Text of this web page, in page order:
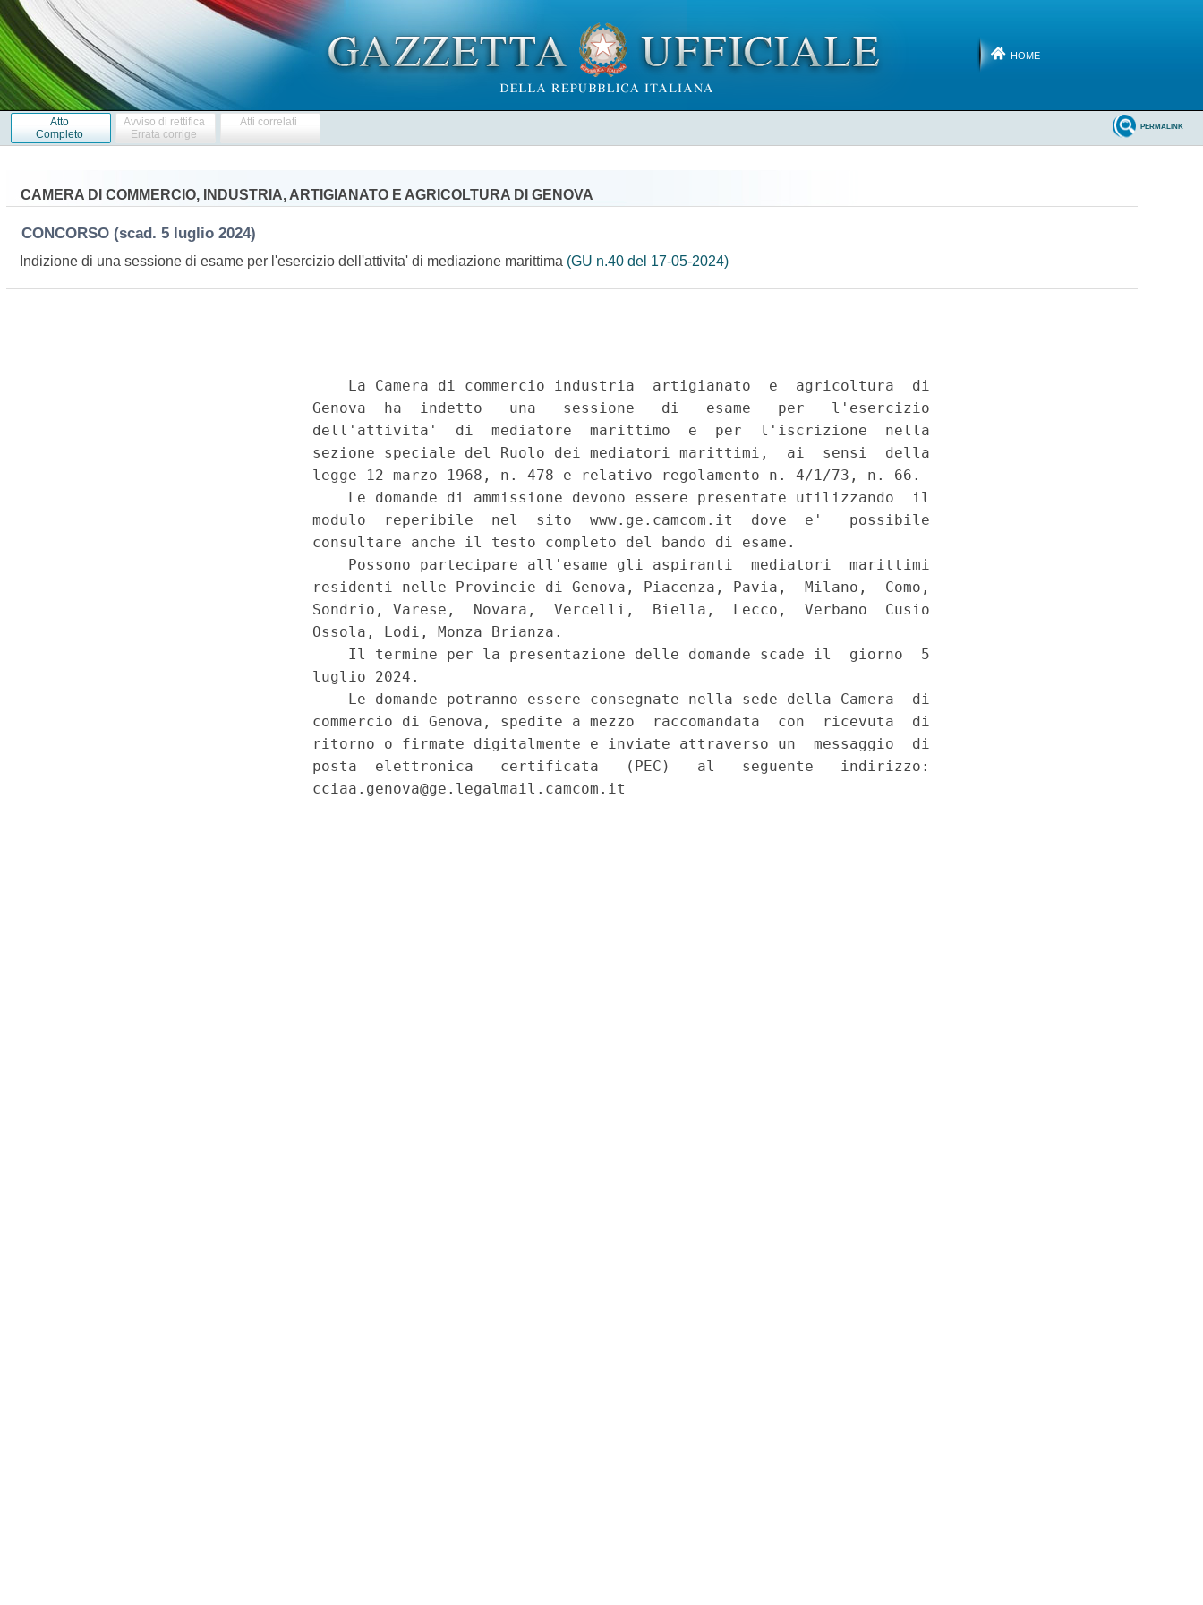
HOME
Atto
Completo
Avviso di rettifica
Errata corrige
Atti correlati PERMALINK
CAMERA DI COMMERCIO, INDUSTRIA, ARTIGIANATO E AGRICOLTURA DI GENOVA
CONCORSO (scad. 5 luglio 2024)
Indizione di una sessione di esame per l'esercizio dell'attivita' di mediazione marittima (GU n.40 del 17-05-2024)